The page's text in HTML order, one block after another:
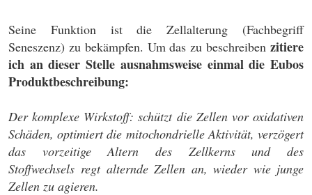
Seine Funktion ist die Zellalterung (Fachbegriff
Seneszenz) zu bekämpfen. Um das zu beschreiben zitiere
ich an dieser Stelle ausnahmsweise einmal die Eubos
Produktbeschreibung:
Der komplexe Wirkstoff: schützt die Zellen vor oxidativen
Schäden, optimiert die mitochondrielle Aktivität, verzögert
das vorzeitige Altern des Zellkerns und des
Stoffwechsels regt alternde Zellen an, wieder wie junge
Zellen zu agieren.